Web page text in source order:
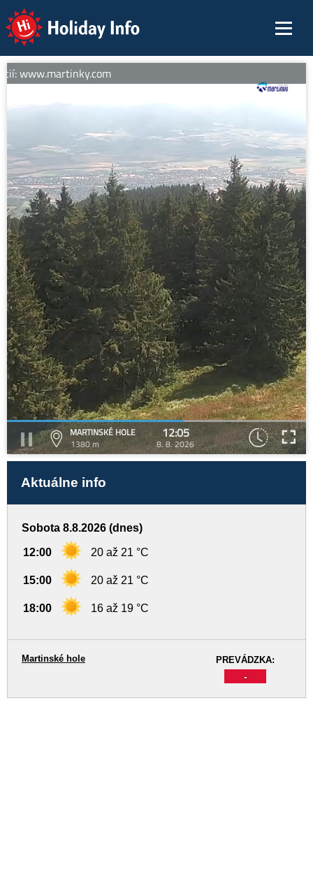
Holiday Info
www.martinky.com
MARTINSKÉ HOLE
1380 m
12:05
8. 8. 2026
Aktuálne info
Sobota 8.8.2026 (dnes)
12:00 20 až 21 °C
15:00 20 až 21 °C
18:00 16 až 19 °C
PREVÁDZKA:
-
Martinské hole